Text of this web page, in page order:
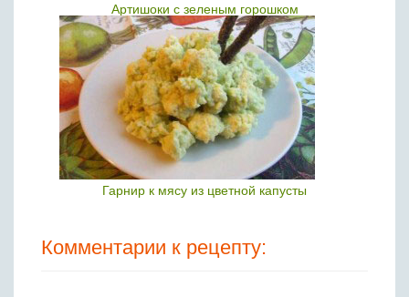
Артишоки с зеленым горошком
Гарнир к мясу из цветной капусты
Комментарии к рецепту: